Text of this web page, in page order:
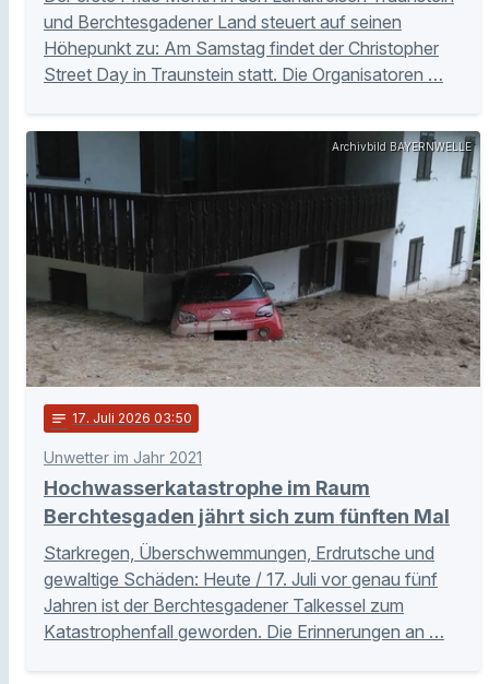
und Berchtesgadener Land steuert auf seinen
Höhepunkt zu: Am Samstag findet der Christopher
Street Day in Traunstein statt. Die Organisatoren …
Archivbild BAYERNWELLE
notes 17. Juli 2026 03:50
Unwetter im Jahr 2021
Hochwasserkatastrophe im Raum
Berchtesgaden jährt sich zum fünften Mal
Starkregen, Überschwemmungen, Erdrutsche und
gewaltige Schäden: Heute / 17. Juli vor genau fünf
Jahren ist der Berchtesgadener Talkessel zum
Katastrophenfall geworden. Die Erinnerungen an …